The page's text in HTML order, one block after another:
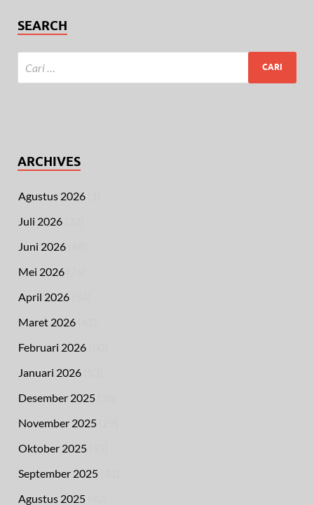
SEARCH
ARCHIVES
Agustus 2026
Juli 2026
Juni 2026
Mei 2026
April 2026
Maret 2026
Februari 2026
Januari 2026
Desember 2025
November 2025
Oktober 2025
September 2025
Agustus 2025